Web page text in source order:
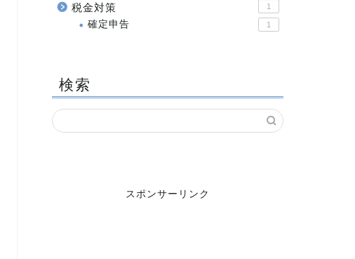
税金対策 1
確定申告 1
検索
スポンサーリンク